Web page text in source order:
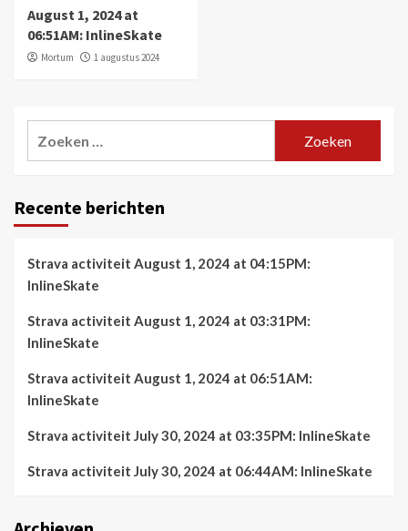
August 1, 2024 at
06:51AM: InlineSkate
Mortum 1 augustus 2024
Recente berichten
Strava activiteit August 1, 2024 at 04:15PM:
InlineSkate
Strava activiteit August 1, 2024 at 03:31PM:
InlineSkate
Strava activiteit August 1, 2024 at 06:51AM:
InlineSkate
Strava activiteit July 30, 2024 at 03:35PM: InlineSkate
Strava activiteit July 30, 2024 at 06:44AM: InlineSkate